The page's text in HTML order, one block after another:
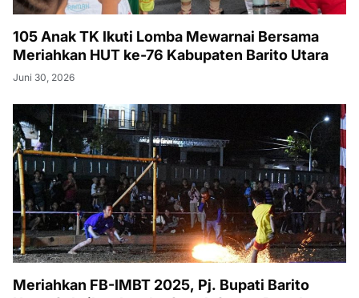
105 Anak TK Ikuti Lomba Mewarnai Bersama
Meriahkan HUT ke-76 Kabupaten Barito Utara
Juni 30, 2026
Meriahkan FB-IMBT 2025, Pj. Bupati Barito